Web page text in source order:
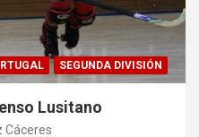
SEGUNDA DIVISIÓN
Lusitano
Cáceres